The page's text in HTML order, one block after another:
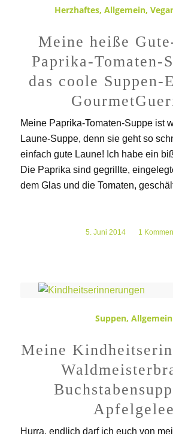
Herzhaftes, Allgemein,
Meine heiße
Paprika-Tomaten-
das coole Suppen-
Meine Paprika-Tomaten-Suppe ist
Laune-Suppe, denn sie geht so
einfach gute Laune! Ich habe ein
Die Paprika sind gegrillte,
dem Glas und die Tomaten,
5. Juni 2014
/ 1
Suppen,Allgemein
Meine
Apfelgelee
Hurra, endlich darf ich euch von